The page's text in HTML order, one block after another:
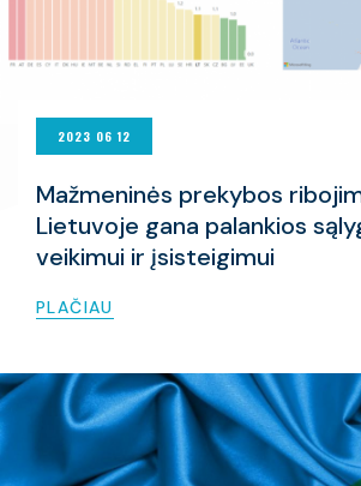
2023 06 12
Mažmeninės prekybos
Lietuvoje gana palankios
veikimui ir įsisteigimui
PLAČIAU